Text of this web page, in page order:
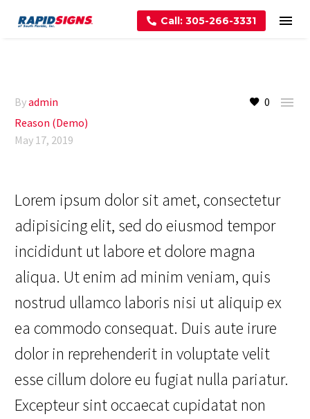
Call: 305-266-3331
0 
Byadmin
Reason (Demo)
May 17, 2019
Lorem ipsum dolor sit amet, consectetur
adipisicing elit, sed do eiusmod tempor
incididunt ut labore et dolore magna
aliqua. Ut enim ad minim veniam, quis
nostrud ullamco laboris nisi ut aliquip ex
ea commodo consequat. Duis aute irure
dolor in reprehenderit in voluptate velit
esse cillum dolore eu fugiat nulla pariatur.
Excepteur sint occaecat cupidatat non